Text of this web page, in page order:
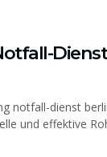
notfall-dienst
und effektive